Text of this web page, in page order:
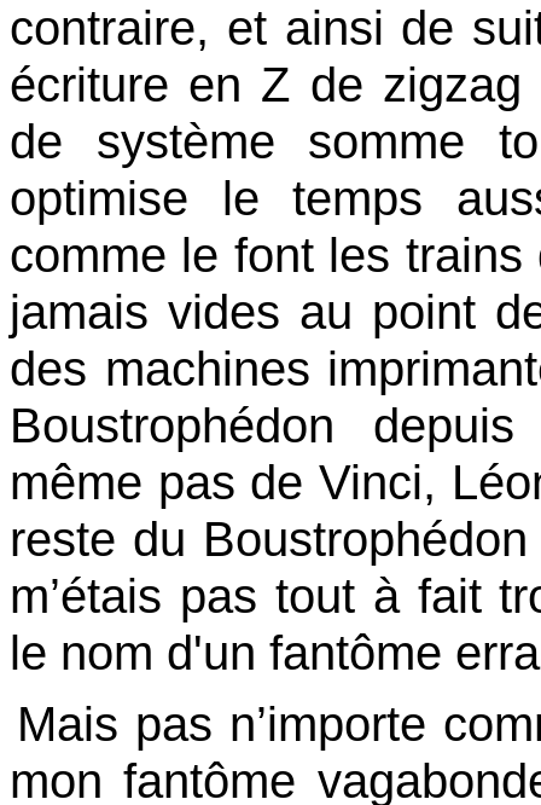
contraire, et ainsi de
écriture en Z de
de système somme
optimise le temps
comme le font les
jamais vides au point
des machines
Boustrophédon
même pas de Vinci,
reste du
m’étais pas tout à fait
le nom d'un fantôme
Mais pas n’importe
mon fantôme